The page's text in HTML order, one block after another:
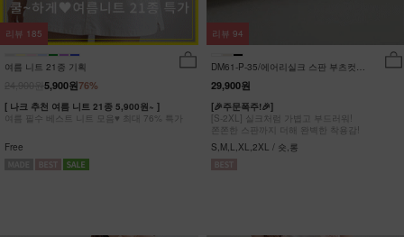
여름 니트 21종 기획
76%
5,900원
[ 나크 추천 여름 니트 21종 5,900원~ ]
여름 필수 베스트 니트 모음♥ 최대 76% 특가
Free
리뷰 185
DM61-P-35/에어리실크 스판 부츠컷팬
29,900원
[🎉주문폭주!🎉]
[S-2XL] 실크처럼 가볍고 부드러워!
쫀쫀한 스판까지 더해 완벽한 착용감!
S,M,L,XL,2XL / 숏,롱
리뷰 94